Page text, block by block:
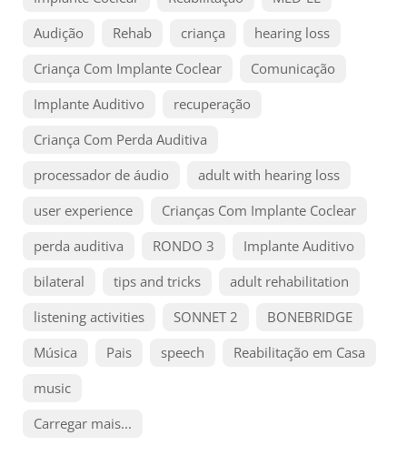
Audição
Rehab criança
hearing loss
Criança Com Implante Coclear
Comunicação
Implante Auditivo
recuperação
Criança Com Perda Auditiva
processador de áudio
adult with hearing loss
user experience
Crianças Com Implante Coclear
perda auditiva
RONDO 3
Implante Auditivo
bilateral
tips and tricks
adult rehabilitation
listening activities
SONNET 2
BONEBRIDGE
Música
Pais speech
Reabilitação em Casa
music
Carregar mais...